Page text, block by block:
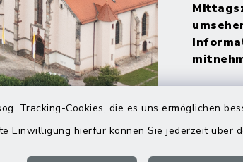
Tracking-Cookies, die es uns ermöglichen
Einwilligung hierfür können Sie jederzeit über